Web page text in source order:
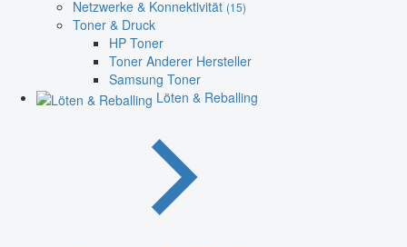
Netzwerke & Konnektivität (15)
Toner & Druck
HP Toner
Toner Anderer Hersteller
Samsung Toner
Löten & Reballing